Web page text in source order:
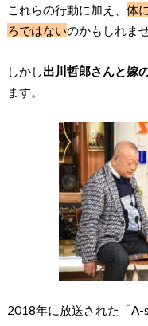
これらの行動に加え、 体
ろではないのかもしれませ
しかし出川哲郎さんと嫁
ます。
2018年に放送された「A-